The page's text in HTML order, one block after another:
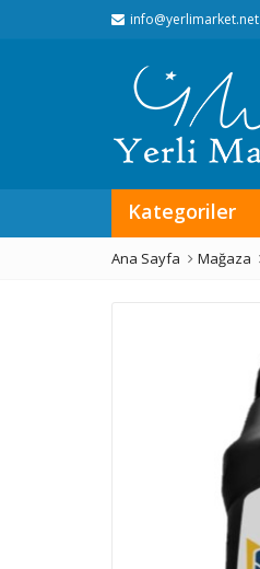
info@yerlimarket.net
Kategoriler
Ana Sayfa Mağaza